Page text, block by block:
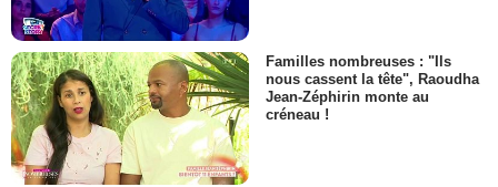
Familles nombreuses : "Ils
nous cassent la tête", Raoudha
Jean-Zéphirin monte au
créneau !